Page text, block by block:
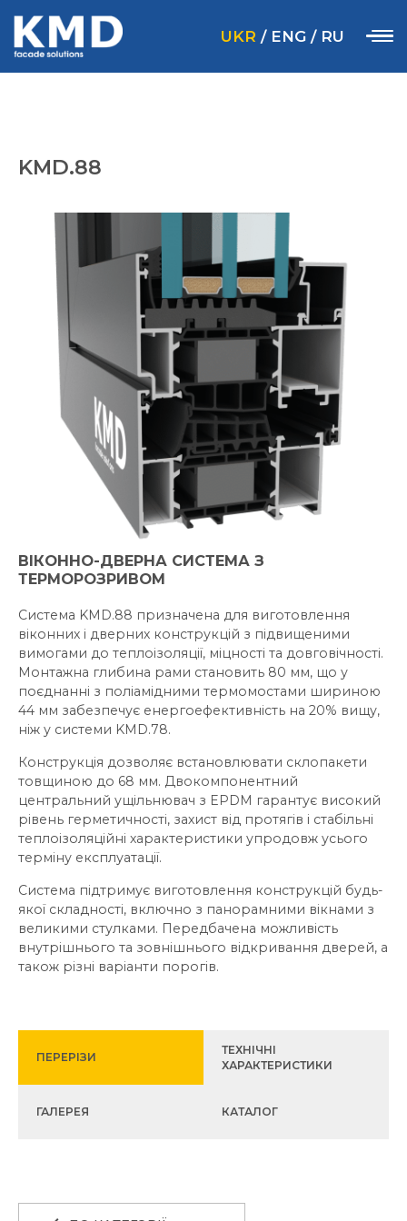
UKR / ENG / RU
KMD.88
ВІКОННО-ДВЕРНА СИСТЕМА З
ТЕРМОРОЗРИВОМ
Система KMD.88 призначена для виготовлення
віконних і дверних конструкцій з підвищеними
вимогами до теплоізоляції, міцності та довговічності.
Монтажна глибина рами становить 80 мм, що у
поєднанні з поліамідними термомостами шириною
44 мм забезпечує енергоефективність на 20% вищу,
ніж у системи KMD.78.
Конструкція дозволяє встановлювати склопакети
товщиною до 68 мм. Двокомпонентний
центральний ущільнювач з EPDM гарантує високий
рівень герметичності, захист від протягів і стабільні
теплоізоляційні характеристики упродовж усього
терміну експлуатації.
Система підтримує виготовлення конструкцій будь-
якої складності, включно з панорамними вікнами з
великими стулками. Передбачена можливість
внутрішнього та зовнішнього відкривання дверей, а
також різні варіанти порогів.
ПЕРЕРІЗИ
ТЕХНІЧНІ
ХАРАКТЕРИСТИКИ
ГАЛЕРЕЯ КАТАЛОГ